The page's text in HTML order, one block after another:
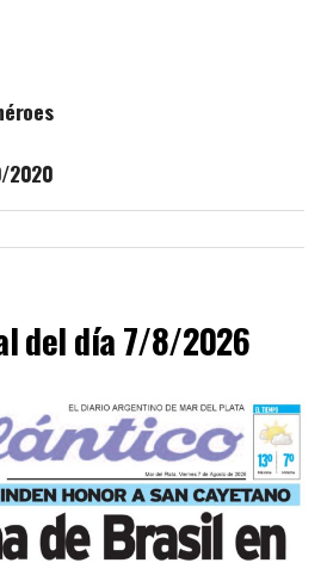
2020
del día 7/8/2026